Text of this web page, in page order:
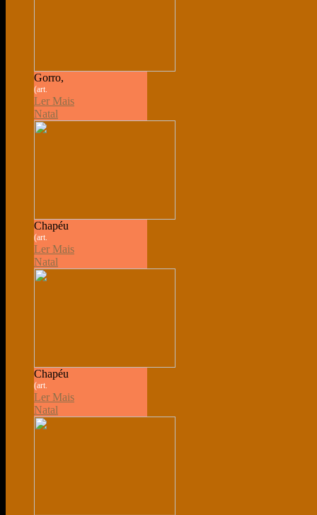
Gorro,
(art.
Ler Mais
Natal
Chapéu
(art.
Ler Mais
Natal
Chapéu
(art.
Ler Mais
Natal